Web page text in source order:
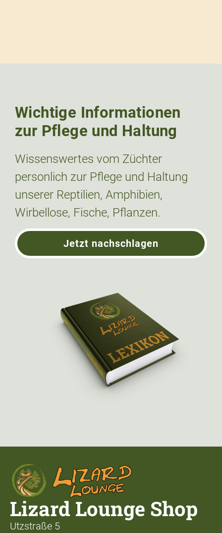
Wichtige Informationen
zur Pflege und Haltung
Wissenswertes vom Züchter
personlich zur Pflege und Haltung
unserer Reptilien, Amphibien,
Wirbellose, Fische, Pflanzen.
Jetzt nachschlagen
Lizard Lounge Shop
Utzstraße 5